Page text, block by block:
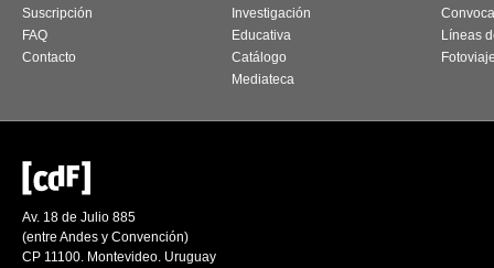
Suscripción
FAQ
Contacto
Investigación
Educativa
Catálogo
Mediateca
Líneas
Av. 18 de Julio 885
(entre Andes y Convención)
CP 11100. Montevideo. Uruguay